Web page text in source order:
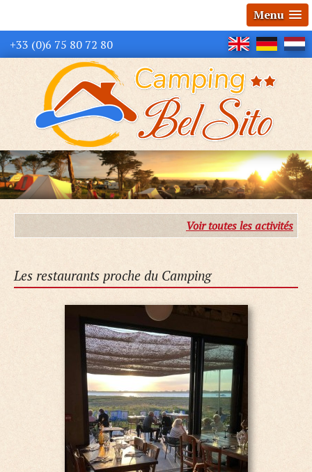
Menu
+33 (0)6 75 80 72 80
Voir toutes les activités
Les restaurants proche du Camping